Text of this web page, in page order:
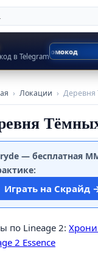
в Telegram
Промокод
› Локации › Деревня
— бесплатная
Играть на Скрайд
по Lineage 2:
2 Essence